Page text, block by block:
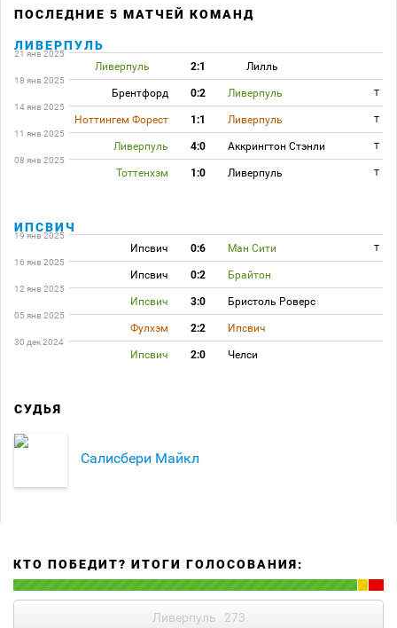
ПОСЛЕДНИЕ 5 МАТЧЕЙ КОМАНД
ЛИВЕРПУЛЬ
21 янв 2025
Ливерпуль 2:1 Лилль
18 янв 2025
Брентфорд 0:2 Ливерпуль
T
14 янв 2025
Ноттингем Форест 1:1 Ливерпуль
T
11 янв 2025
Ливерпуль 4:0 Аккрингтон Стэнли
T
08 янв 2025
Тоттенхэм 1:0 Ливерпуль T
ИПСВИЧ
19 янв 2025
Ипсвич 0:6 Ман Сити
T
16 янв 2025
Ипсвич 0:2 Брайтон
12 янв 2025
Ипсвич 3:0 Бристоль Роверс
05 янв 2025
Фулхэм 2:2 Ипсвич
30 дек 2024
Ипсвич 2:0 Челси
СУДЬЯ
Салисбери Майкл
КТО ПОБЕДИТ? ИТОГИ ГОЛОСОВАНИЯ:
Ливерпуль 273